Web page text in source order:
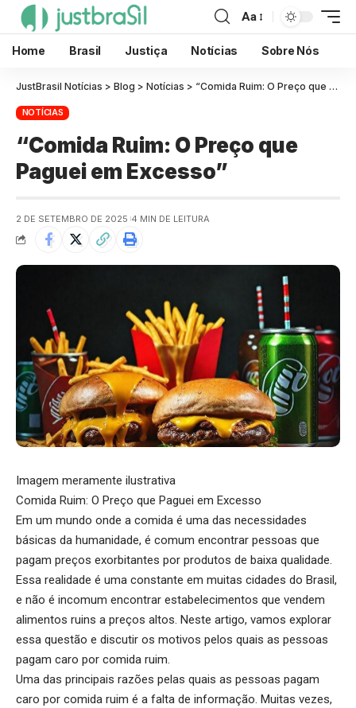
Aa
Home Brasil Justiça Notícias Sobre Nós
JustBrasil Notícias > Blog > Notícias > “Comida Ruim: O Preço que Paguei em Excesso”
NOTÍCIAS
“Comida Ruim: O Preço que
Paguei em Excesso”
2 DE SETEMBRO DE 2025 4 MIN DE LEITURA
Imagem meramente ilustrativa
Comida Ruim: O Preço que Paguei em Excesso
Em um mundo onde a comida é uma das necessidades
básicas da humanidade, é comum encontrar pessoas que
pagam preços exorbitantes por produtos de baixa qualidade.
Essa realidade é uma constante em muitas cidades do Brasil,
e não é incomum encontrar estabelecimentos que vendem
alimentos ruins a preços altos. Neste artigo, vamos explorar
essa questão e discutir os motivos pelos quais as pessoas
pagam caro por comida ruim.
Uma das principais razões pelas quais as pessoas pagam
caro por comida ruim é a falta de informação. Muitas vezes,